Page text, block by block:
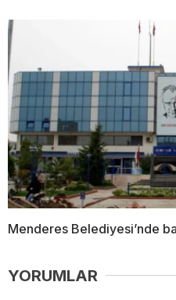
Menderes Belediyesi’nde
YORUMLAR